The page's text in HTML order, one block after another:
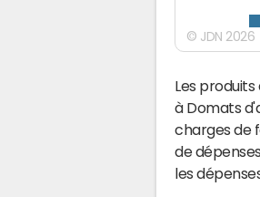
© JDN 2026
Les
à Domats
charges de
de
les